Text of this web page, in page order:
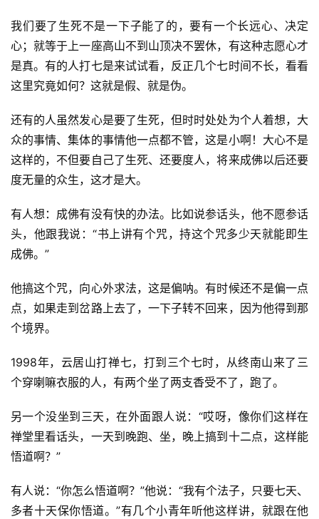
我们要了生死不是一下子能了的，要有一个长远心、决定
心；就等于上一座高山不到山顶决不罢休，有这种志愿心才
是真。有的人打七是来试试看，反正几个七时间不长，看看
这里究竟如何？这就是假、就是伪。
还有的人虽然发心是要了生死，但时时处处为个人着想，大
众的事情、集体的事情他一点都不管，这是小啊！大心不是
这样的，不但要自己了生死、还要度人，将来成佛以后还要
度无量的众生，这才是大。
有人想：成佛有没有快的办法。比如说参话头，他不愿参话
头，他跟我说：“书上讲有个咒，持这个咒多少天就能即生
成佛。”
他搞这个咒，向心外求法，这是偏呐。有时候还不是偏一点
点，如果走到岔路上去了，一下子转不回来，因为他得到那
个境界。
1998年，云居山打禅七，打到三个七时，从终南山来了三
个穿喇嘛衣服的人，有两个坐了两支香受不了，跑了。
另一个没坐到三天，在外面跟人说：“哎呀，像你们这样在
禅堂里看话头，一天到晚跑、坐，晚上搞到十二点，这样能
悟道啊？”
有人说：“你怎么悟道啊？”他说：“我有个法子，只要七天、
多者十天保你悟道。”有几个小青年听他这样讲，就跟在他